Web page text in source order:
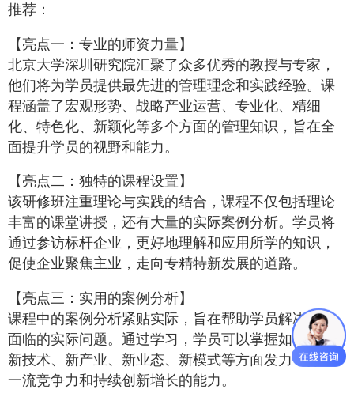
推荐：
【亮点一：专业的师资力量】
北京大学深圳研究院汇聚了众多优秀的教授与专家，
他们将为学员提供最先进的管理理念和实践经验。课
程涵盖了宏观形势、战略产业运营、专业化、精细
化、特色化、新颖化等多个方面的管理知识，旨在全
面提升学员的视野和能力。
【亮点二：独特的课程设置】
该研修班注重理论与实践的结合，课程不仅包括理论
丰富的课堂讲授，还有大量的实际案例分析。学员将
通过参访标杆企业，更好地理解和应用所学的知识，
促使企业聚焦主业，走向专精特新发展的道路。
【亮点三：实用的案例分析】
课程中的案例分析紧贴实际，旨在帮助学员解决企业
面临的实际问题。通过学习，学员可以掌握如何利用
新技术、新产业、新业态、新模式等方面发力，打造
一流竞争力和持续创新增长的能力。